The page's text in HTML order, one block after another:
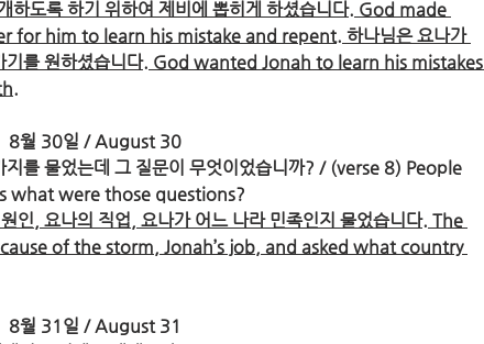
하도록 하기 위하여 제비에 뽑히게 하셨습니다. God made
him to learn his mistake and repent. 하나님은 요나가
기를 원하셨습니다. God wanted Jonah to learn his mistakes
8월 30일 / August 30
를 물었는데 그 질문이 무엇이었습니까? / (verse 8) People
what were those questions?
인, 요나의 직업, 요나가 어느 나라 민족인지 물었습니다. The
of the storm, Jonah’s job, and asked what country
8월 31일 / August 31